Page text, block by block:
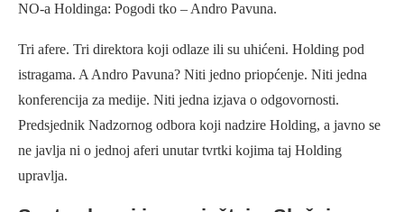
NO-a Holdinga: Pogodi tko – Andro Pavuna.
Tri afere. Tri direktora koji odlaze ili su uhićeni. Holding pod
istragama. A Andro Pavuna? Niti jedno priopćenje. Niti jedna
konferencija za medije. Niti jedna izjava o odgovornosti.
Predsjednik Nadzornog odbora koji nadzire Holding, a javno se
ne javlja ni o jednoj aferi unutar tvrtki kojima taj Holding
upravlja.